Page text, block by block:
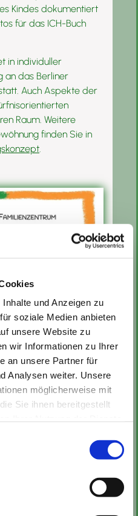
und Anzeigen zu
soziale Medien anbieten
unsere Website zu
wir Informationen zu Ihrer
an unsere Partner für
Analysen weiter. Unsere
möglicherweise mit
Sie ihnen bereitgestellt
Kindes dokumentiert
für das ICH-Buch
in individuller
an das Berliner
Auch Aspekte der
Raum. Weitere
finden Sie in
.
wechseln unsere U3-
oder